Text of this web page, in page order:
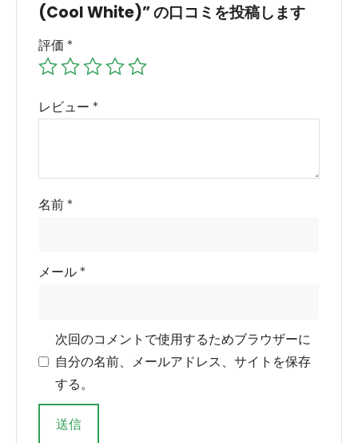
(Cool White)” の口コミを投稿します
評価 *
レビュー *
名前*
メール*
次回のコメントで使用するためブラウザーに
自分の名前、メールアドレス、サイトを保存
する。